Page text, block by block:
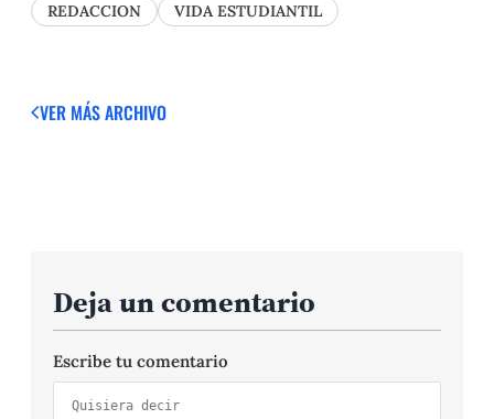
REDACCION VIDA ESTUDIANTIL
VER MÁSARCHIVO
Deja un comentario
Escribe tu comentario